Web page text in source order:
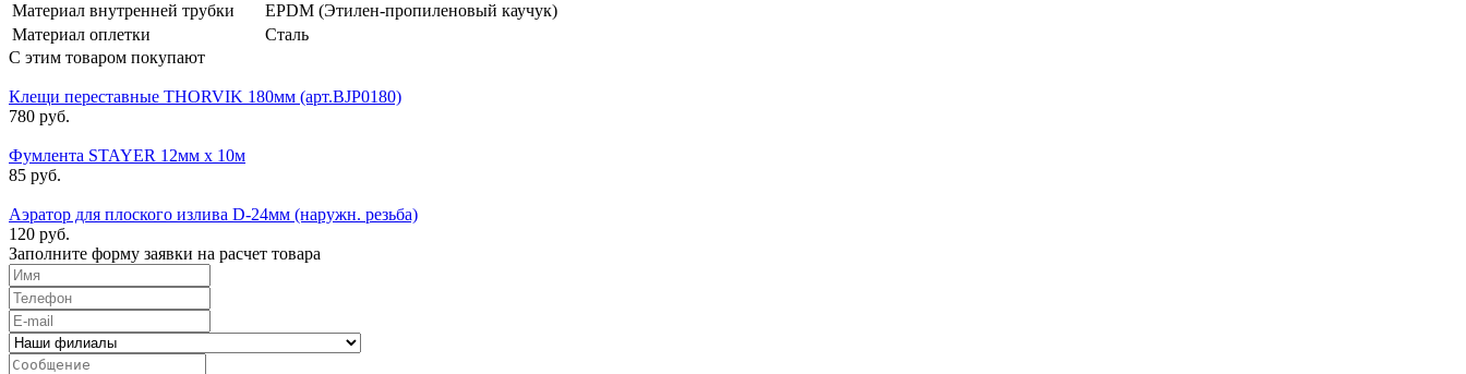
Материал внутренней трубки
EPDM (Этилен-пропиленовый каучук)
Материал оплетки
Сталь
С этим товаром покупают
Клещи переставные THORVIK 180мм (арт.BJP0180)
780 руб.
Фумлента STAYER 12мм х 10м
85 руб.
Аэратор для плоского излива D-24мм (наружн. резьба)
120 руб.
Заполните форму заявки на расчет товара